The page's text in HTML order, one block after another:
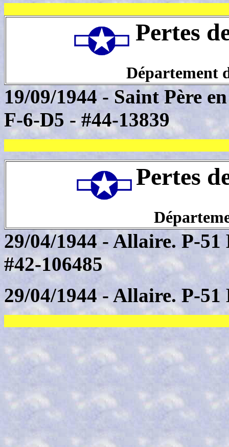
Pertes
Département
19/09/1944 - Saint Père
F-6-D5 - #44-13839
Pertes
29/04/1944 - Allaire. P-
#42-106485
29/04/1944 - Allaire. P-51